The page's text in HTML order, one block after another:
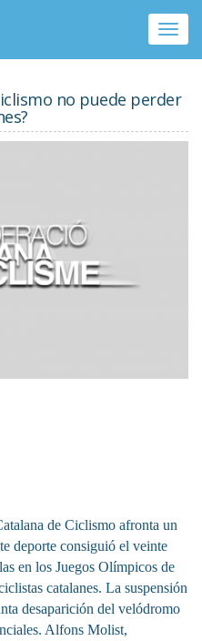
Toggle
no puede perder
de Ciclismo afronta un
deporte consiguió el veinte
en los Juegos Olímpicos de
catalanes. La suspensión
desaparición del velódromo
Alfons Molist,